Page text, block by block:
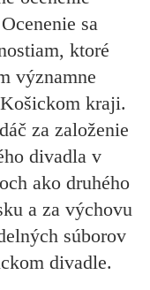
sa
ktoré
významne
kraji.
za založenie
divadla v
ako druhého
a za výchovu
súborov
divadle.